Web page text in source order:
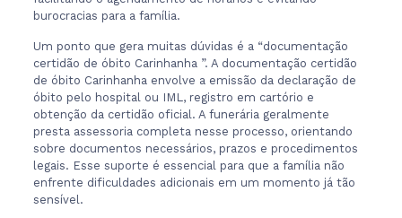
burocracias para a família.
Um ponto que gera muitas dúvidas é a “documentação
certidão de óbito Carinhanha ”. A documentação certidão
de óbito Carinhanha envolve a emissão da declaração de
óbito pelo hospital ou IML, registro em cartório e
obtenção da certidão oficial. A funerária geralmente
presta assessoria completa nesse processo, orientando
sobre documentos necessários, prazos e procedimentos
legais. Esse suporte é essencial para que a família não
enfrente dificuldades adicionais em um momento já tão
sensível.